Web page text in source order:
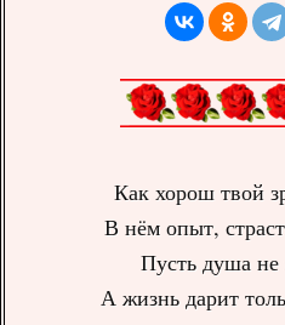
Как хорош твой
В нём опыт,
Пусть душа не
А жизнь дарит